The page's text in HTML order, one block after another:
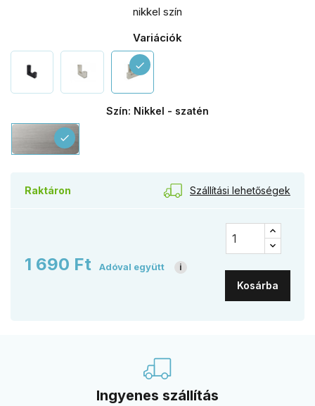
nikkel szín
Variációk
check
Szín: Nikkel - szatén
Nikkel
szatén
check
Raktáron Szállítási lehetőségek
1 690 Ft Adóval együtt i
Kosárba
Ingyenes szállítás